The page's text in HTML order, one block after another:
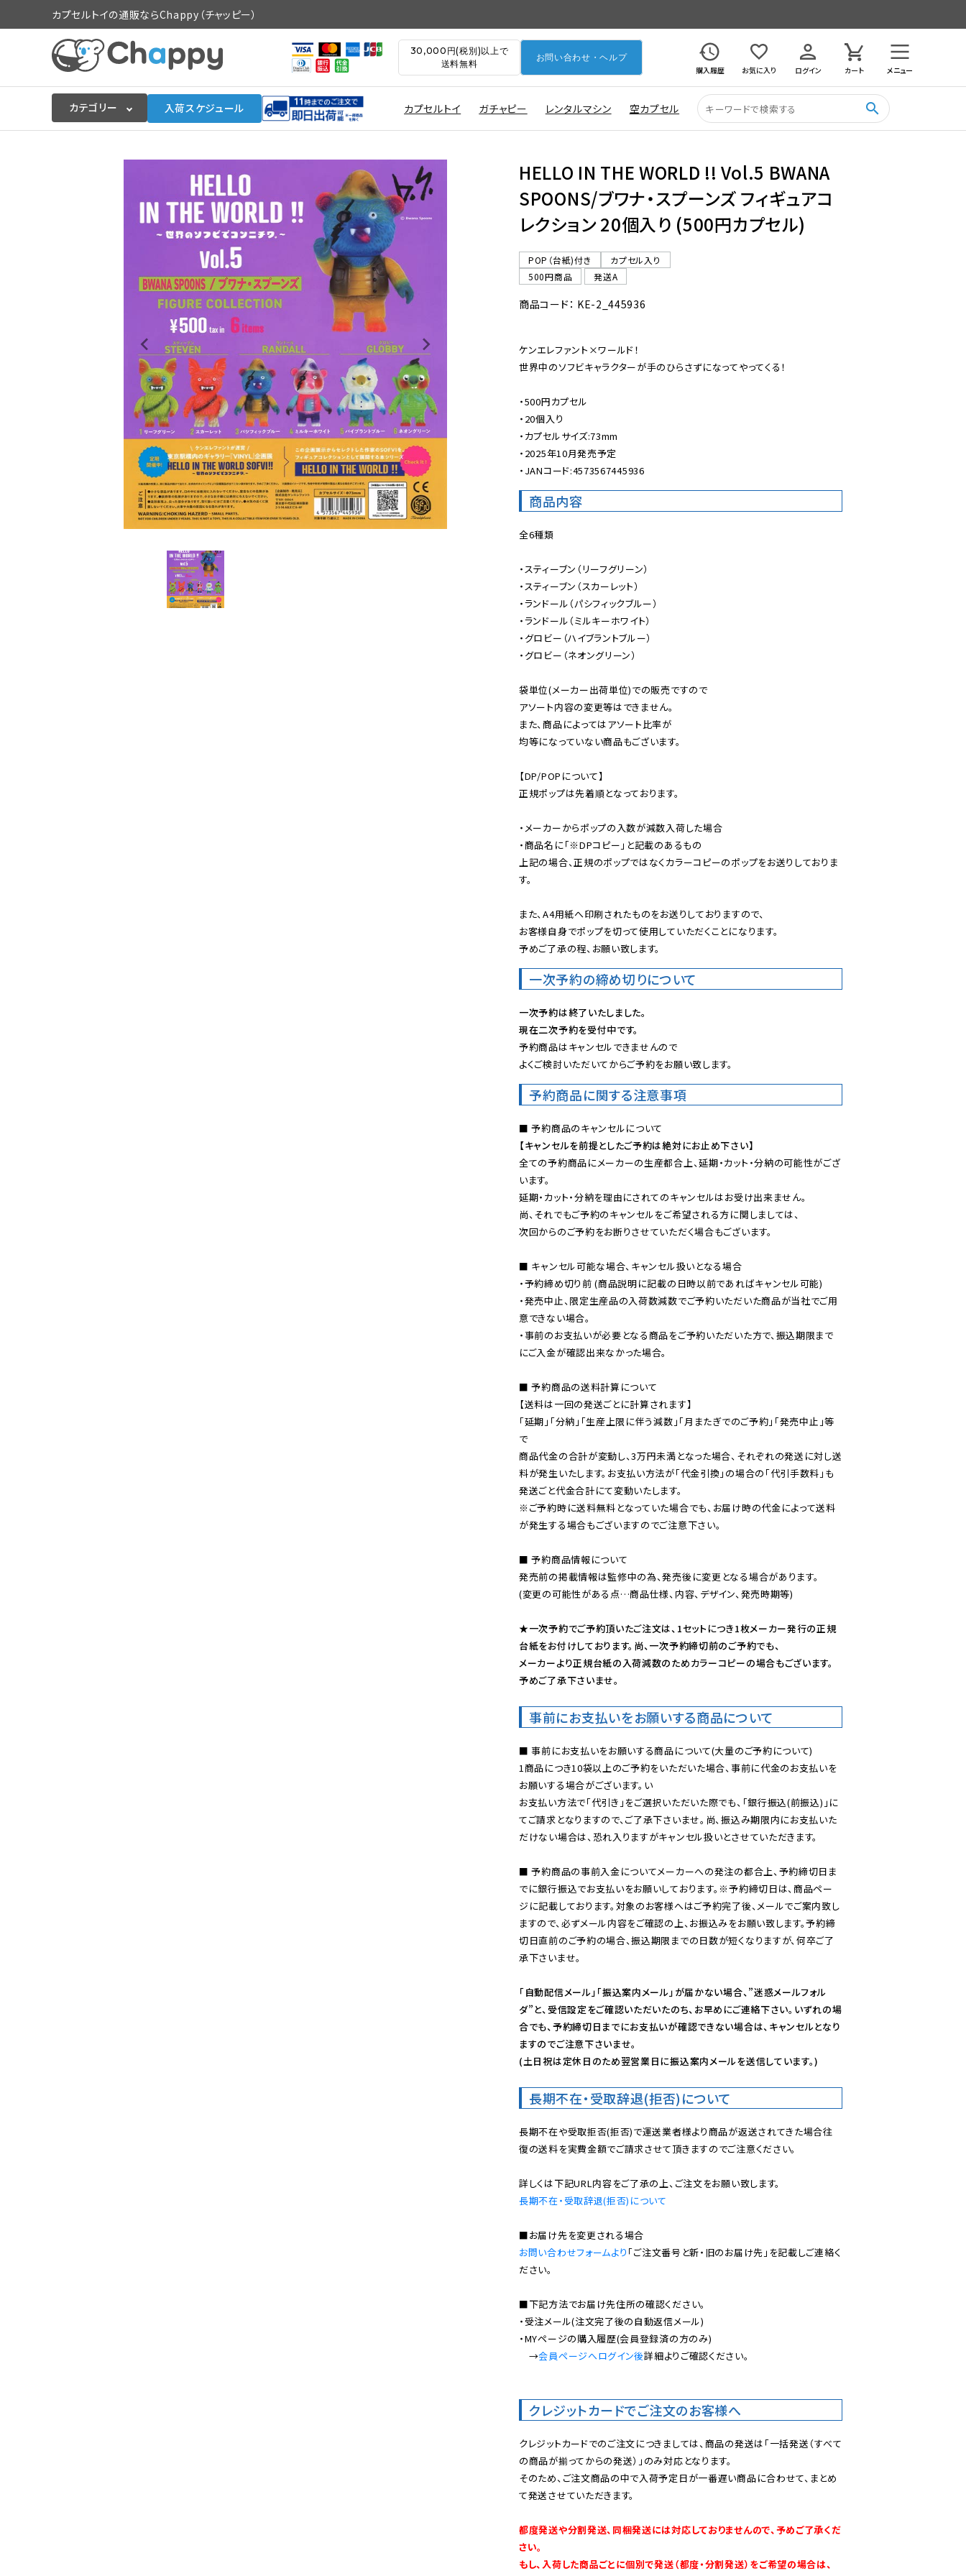
カプセルトイの通販ならChappy（チャッピー）
30,000円(税別)以上で
送料無料
お問い合わせ・ヘルプ
購入履歴
お気に入り ログイン カート メニュー
カテゴリー 入荷スケジュール カプセルトイ ガチャピー レンタルマシン 空カプセル search
入荷スケジュールをチェック
カプセルトイマシン本体
販促用カプセルトイ
よくあるご質問
ご利用ガイド
06-6282-7659
HELLO IN THE WORLD !! Vol.5 BWANA
SPOONS/ブワナ・スプーンズ フィギュアコ
レクション 20個入り (500円カプセル)
POP（台紙)付き
カプセル入り
500円商品
発送A
商品コード： KE-2_445936
ケンエレファント×ワールド！
世界中のソフビキャラクターが手のひらさずになってやってくる！
・500円カプセル
・20個入り
・カプセルサイズ:73mm
・2025年10月発売予定
・JANコード:4573567445936
商品内容
全6種類
・スティーブン（リーフグリーン）
・スティーブン（スカーレット）
・ランドール（パシフィックブルー）
・ランドール（ミルキーホワイト）
・グロビー（ハイブラントブルー）
・グロビー（ネオングリーン）
袋単位(メーカー出荷単位)での販売ですので
アソート内容の変更等はできません。
また、商品によってはアソート比率が
均等になっていない商品もございます。
【DP/POPについて】
正規ポップは先着順となっております。
・メーカーからポップの入数が減数入荷した場合
・商品名に「※DPコピー」と記載のあるもの
上記の場合、正規のポップではなくカラーコピーのポップをお送りしておりま
す。
また、A4用紙へ印刷されたものをお送りしておりますので、
お客様自身でポップを切って使用していただくことになります。
予めご了承の程、お願い致します。
一次予約の締め切りについて
一次予約は終了いたしました。
現在二次予約を受付中です。
予約商品はキャンセルできませんので
よくご検討いただいてからご予約をお願い致します。
予約商品に関する注意事項
【キャンセルを前提としたご予約は絶対にお止め下さい】
全ての予約商品にメーカーの生産都合上、延期・カット・分納の可能性がござ
います。
延期・カット・分納を理由にされてのキャンセルはお受け出来ません。
尚、それでもご予約のキャンセルをご希望される方に関しましては、
次回からのご予約をお断りさせていただく場合もございます。
■ キャンセル可能な場合、キャンセル扱いとなる場合
・予約締め切り前 (商品説明に記載の日時以前であればキャンセル可能)
・発売中止、限定生産品の入荷数減数でご予約いただいた商品が当社でご用
意できない場合。
・事前のお支払いが必要となる商品をご予約いただいた方で、振込期限まで
にご入金が確認出来なかった場合。
■ 予約商品の送料計算について
【送料は一回の発送ごとに計算されます】
「延期」「分納」「生産上限に伴う減数」「月またぎでのご予約」「発売中止」等
で
商品代金の合計が変動し、3万円未満となった場合、それぞれの発送に対し送
料が発生いたします。お支払い方法が「代金引換」の場合の「代引手数料」も
※ご予約時に送料無料となっていた場合でも、お届け時の代金によって送料
が発生する場合もございますのでご注意下さい。
■ 予約商品情報について
発売前の掲載情報は監修中の為、発売後に変更となる場合があります。
(変更の可能性がある点…商品仕様、内容、デザイン、発売時期等)
★一次予約でご予約頂いたご注文は、1セットにつき1枚メーカー発行の正規
台紙をお付けしております。尚、一次予約締切前のご予約でも、
メーカーより正規台紙の入荷減数のためカラーコピーの場合もございます。
予めご了承下さいませ。
事前にお支払いをお願いする商品について
■ 事前にお支払いをお願いする商品について(大量のご予約について)
1商品につき10袋以上のご予約をいただいた場合、事前に代金のお支払いを
お願いする場合がございます。い
お支払い方法で「代引き」をご選択いただいた際でも、「銀行振込(前振込)」に
てご請求となりますので、ご了承下さいませ。尚、振込み期限内にお支払いた
だけない場合は、恐れ入りますがキャンセル扱いとさせていただきます。
■ 予約商品の事前入金についてメーカーへの発注の都合上、予約締切日ま
でに銀行振込でお支払いをお願いしております。※予約締切日は、商品ペー
ジに記載しております。対象のお客様へはご予約完了後、メールでご案内致し
ますので、必ずメール内容をご確認の上、お振込みをお願い致します。予約締
切日直前のご予約の場合、振込期限までの日数が短くなりますが、何卒ご了
承下さいませ。
「自動配信メール」「振込案内メール」が届かない場合、”迷惑メールフォル
ダ”と、受信設定をご確認いただいたのち、お早めにご連絡下さい。いずれの場
合でも、予約締切日までにお支払いが確認できない場合は、キャンセルとなり
ますのでご注意下さいませ。
(土日祝は定休日のため翌営業日に振込案内メールを送信しています。)
長期不在・受取辞退(拒否)について
長期不在や受取拒否(拒否)で運送業者様より商品が返送されてきた場合往
復の送料を実費金額でご請求させて頂きますのでご注意ください。
長期不在・受取辞退(拒否)について
お問い合わせフォームより 「ご注文番号と新・旧のお届け先」を記載しご連絡く
ださい。
■下記方法でお届け先住所の確認ください。
・受注メール(注文完了後の自動返信メール)
・MYページの購入履歴(会員登録済の方のみ)
→会員ページへログイン後詳細よりご確認ください。
クレジットカードでご注文のお客様へ
クレジットカードでのご注文につきましては、商品の発送は「一括発送（すべて
の商品が揃ってからの発送）」のみ対応となります。
そのため、ご注文商品の中で入荷予定日が一番遅い商品に合わせて、まとめ
て発送させていただきます。
都度発送や分割発送、同梱発送には対応しておりませんので、予めご了承くだ
さい。
もし、入荷した商品ごとに個別で発送（都度・分割発送）をご希望の場合は、